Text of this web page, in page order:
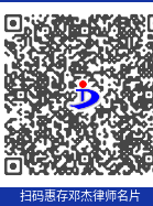
扫码惠存邓杰律师名片